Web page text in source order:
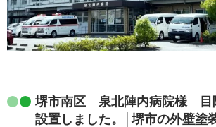
堺市南区 泉北陣内病院様 目
設置しました。│堺市の外壁塗